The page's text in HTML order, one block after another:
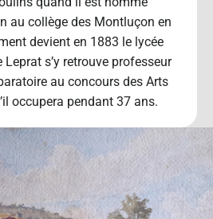
au collège des Montluçon en
devient en 1883 le lycée
Leprat s’y retrouve professeur
au concours des Arts
occupera pendant 37 ans.